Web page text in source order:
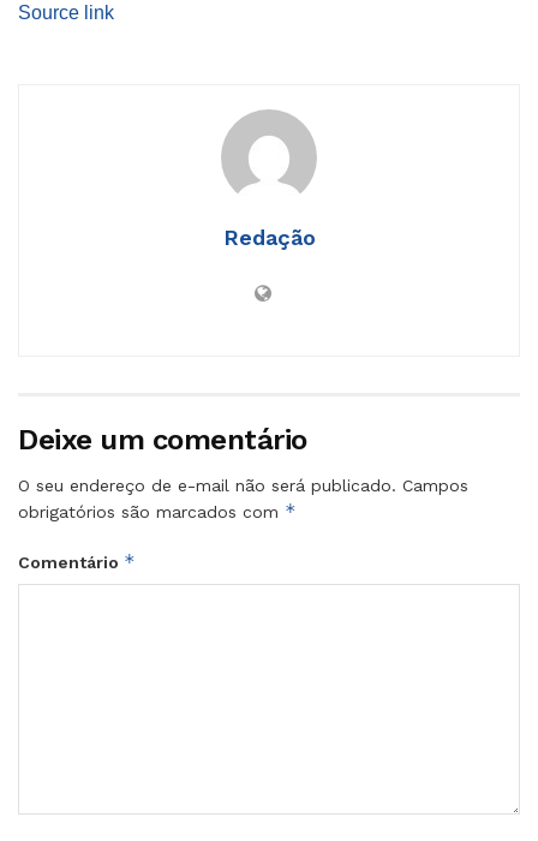
Source link
Redação
Deixe um comentário
O seu endereço de e-mail não será publicado. Campos
obrigatórios são marcados com *
Comentário *